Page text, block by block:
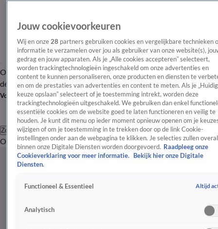
OverzichtAfleveringen Entertainment TV Algemeen
Tip
de redactieNieuwsbrief
Volg Shownieuws
Zoeken
OverzichtEntertainmentSpraakmakendRealityCrimeVideo's
Jouw cookievoorkeuren
Wij en onze 28 partners gebruiken cookies en vergelijkbare technieken
informatie te verzamelen over jou als gebruiker van onze website(s),
gedrag en jouw apparaten. Als je „Alle cookies accepteren” selecteert,
worden trackingtechnologieën ingeschakeld om onze advertenties en
content te kunnen personaliseren, onze producten en diensten te
en om de prestaties van advertenties en content te meten. Als je
keuze opslaan” selecteert of je toestemming intrekt, worden deze
trackingtechnologieën uitgeschakeld. We gebruiken dan enkel
essentiële cookies om de website goed te laten functioneren en veilig te
houden. Je kunt dit menu op ieder moment opnieuw openen om je
wijzigen of om je toestemming in te trekken door op de link Cookie-
instellingen onder aan de webpagina te klikken. Je selecties zullen overal
binnen onze Digitale Diensten worden doorgevoerd. Raadpleeg onze
Cookieverklaring voor meer informatie.
Bekijk hier onze Digitale
Diensten.
Functioneel & Essentieel Altijd
Analytisch